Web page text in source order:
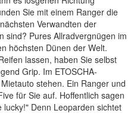
Sie mit einem Ranger die
Verwandten der
sind? Pures Allradvergnügen im
höchsten Dünen der Welt.
lassen, haben Sie selbst
Grip. Im ETOSCHA-
stehen. Ein Ranger und
für Sie auf. Hoffentlich sagen
Denn Leoparden sichtet